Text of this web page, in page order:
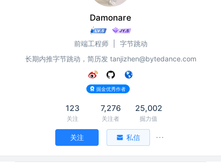
Damonare
前端工程师
字节跳动
长期内推字节跳动，简历发 tanjizhen@bytedance.com
掘金优秀作者
123
关注
7,276
关注者
25,002
掘力值
关注 私信